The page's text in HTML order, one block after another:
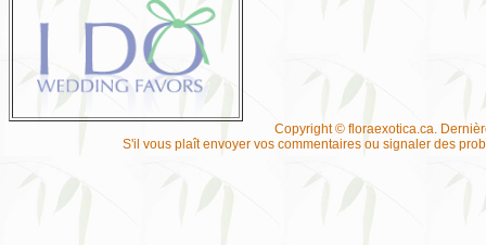
Copyright © floraexotica.ca.
S'il vous plaît envoyer vos commentaires ou signaler des